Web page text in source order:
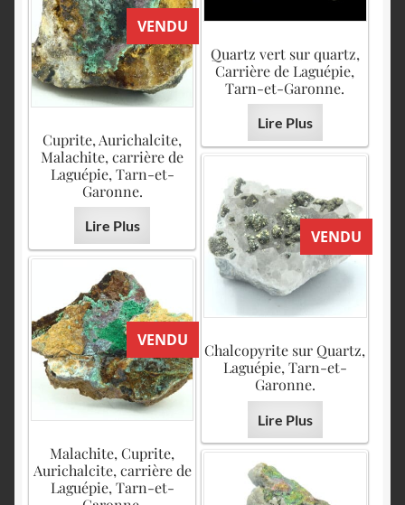
Quartz vert sur quartz,
Carrière de Laguépie,
Tarn-et-Garonne.
Lire Plus
VENDU
Cuprite, Aurichalcite,
Malachite, carrière de
Laguépie, Tarn-et-
Garonne.
Lire Plus
VENDU
Chalcopyrite sur Quartz,
Laguépie, Tarn-et-
Garonne.
Lire Plus
VENDU
Malachite, Cuprite,
Aurichalcite, carrière de
Laguépie, Tarn-et-